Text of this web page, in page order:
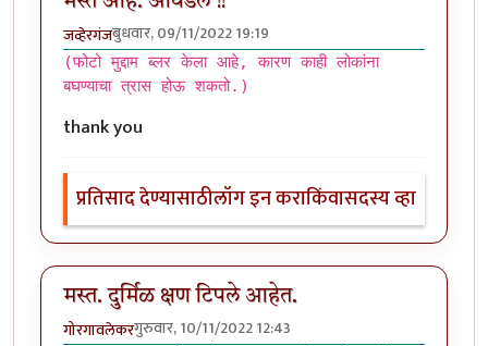
जव्हेरगंजबुधवार, 09/11/2022 19:19
(फोटो मुद्दाम ब्लर केला आहे, कारण काही लोकांना
बघण्याचा त्रास होऊ शकतो.)
thank you
प्रतिसाद देण्यासाठीलॉग इन कराकिंवासदस्य व्हा
मस्त. दुर्मिळ क्षण टिपले आहेत.
गोरगावलेकरगुरुवार, 10/11/2022 12:43